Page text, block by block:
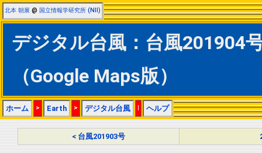
北本 朝展 @ 国立情報学研究所 (NII)
デジタル台風：台風201904
（Google Maps版）
ホーム > Earth > デジタル台風 | ヘルプ
< 台風201903号